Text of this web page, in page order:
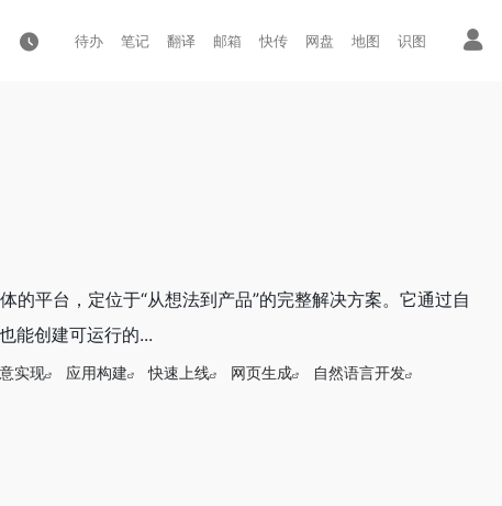
待办 笔记 翻译 邮箱 快传 网盘 地图 识图
平台，定位于“从想法到产品”的完整解决方案。它通过自
能创建可运行的...
实现 应用构建 快速上线 网页生成
自然语言开发